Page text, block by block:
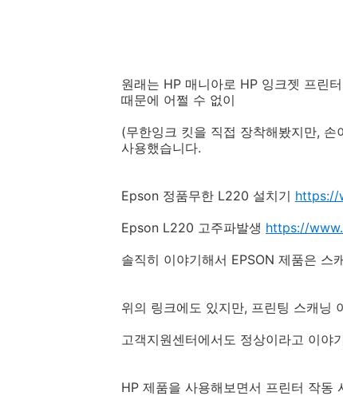
원래는 HP 매니아로 HP 잉크젯 프린
때문에 어쩔 수 없이
(무한잉크 킷을 직접 장착해봤지만, 손
사용했습니다.
Epson 정품무한 L220 설치기 https://
Epson L220 고주파발생 https://
솔직히 이야기해서 EPSON 제품은 스
위의 링크에도 있지만, 프린팅 스캐닝
고객지원센터에서도 정상이라고 이야
HP 제품을 사용해보면서 프린터 작동